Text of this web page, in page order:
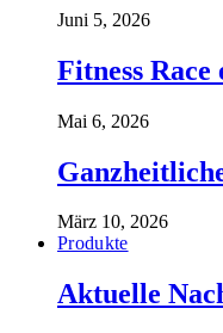
Juni 5, 2026
Fitness
Mai 6, 2026
März 10, 2026
Produkte
Aktuelle